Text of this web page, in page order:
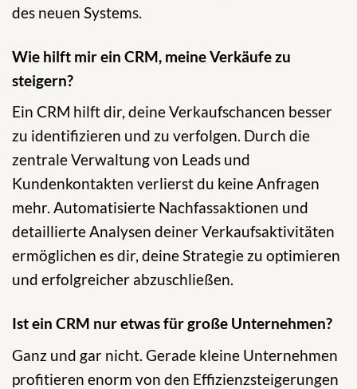
des neuen Systems.
Wie hilft mir ein CRM, meine Verkäufe zu
steigern?
Ein CRM hilft dir, deine Verkaufschancen besser
zu identifizieren und zu verfolgen. Durch die
zentrale Verwaltung von Leads und
Kundenkontakten verlierst du keine Anfragen
mehr. Automatisierte Nachfassaktionen und
detaillierte Analysen deiner Verkaufsaktivitäten
ermöglichen es dir, deine Strategie zu optimieren
und erfolgreicher abzuschließen.
Ist ein CRM nur etwas für große Unternehmen?
Ganz und gar nicht. Gerade kleine Unternehmen
profitieren enorm von den Effizienzsteigerungen